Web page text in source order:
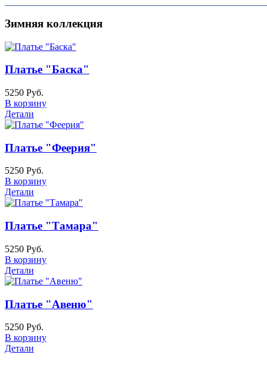
Зимняя коллекция
Платье "Баска"
5250 Руб.
В корзину
Детали
Платье "Феерия"
5250 Руб.
В корзину
Детали
Платье "Тамара"
5250 Руб.
В корзину
Детали
Платье "Авеню"
5250 Руб.
В корзину
Детали